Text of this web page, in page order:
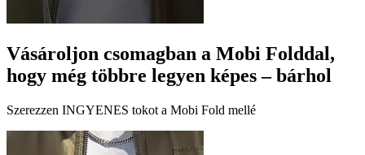
Vásároljon csomagban a Mobi Folddal,
hogy még többre legyen képes – bárhol
Szerezzen INGYENES tokot a Mobi Fold mellé